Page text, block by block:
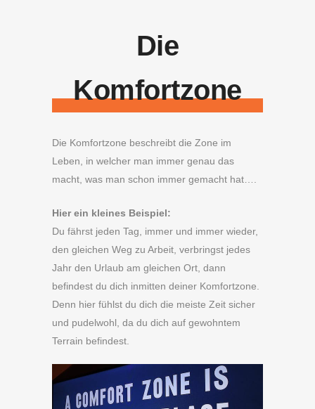
Die
Komfortzone
Die Komfortzone beschreibt die Zone im
Leben, in welcher man immer genau das
macht, was man schon immer gemacht hat….
Hier ein kleines Beispiel:
Du fährst jeden Tag, immer und immer wieder,
den gleichen Weg zu Arbeit, verbringst jedes
Jahr den Urlaub am gleichen Ort, dann
befindest du dich inmitten deiner Komfortzone.
Denn hier fühlst du dich die meiste Zeit sicher
und pudelwohl, da du dich auf gewohntem
Terrain befindest.